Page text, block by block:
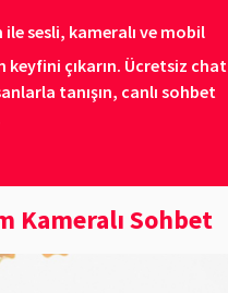
ile sesli, kameralı ve mobil
çıkarın. Ücretsiz chat
tanışın, canlı sohbet
Kameralı Sohbet